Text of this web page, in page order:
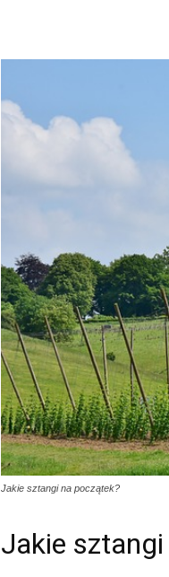
Jakie sztangi na początek?
Jakie